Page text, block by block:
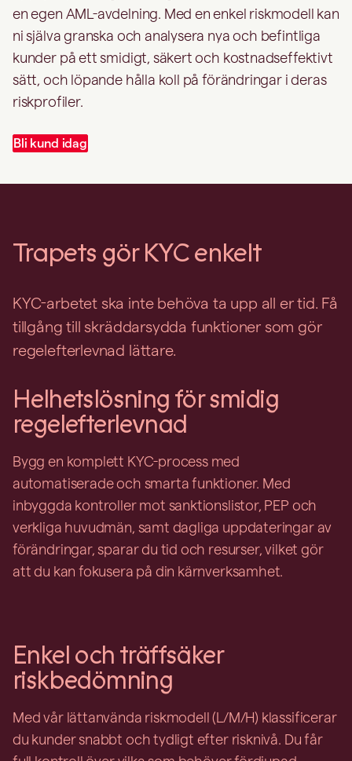
en egen AML-avdelning. Med en enkel riskmodell kan
ni själva granska och analysera nya och befintliga
kunder på ett smidigt, säkert och kostnadseffektivt
sätt, och löpande hålla koll på förändringar i deras
riskprofiler.
Bli kund idag
Trapets gör KYC enkelt
KYC-arbetet ska inte behöva ta upp all er tid. Få
tillgång till skräddarsydda funktioner som gör
regelefterlevnad lättare.
Helhetslösning för smidig
regelefterlevnad
Bygg en komplett KYC-process med
automatiserade och smarta funktioner. Med
inbyggda kontroller mot sanktionslistor, PEP och
verkliga huvudmän, samt dagliga uppdateringar av
förändringar, sparar du tid och resurser, vilket gör
att du kan fokusera på din kärnverksamhet.
Enkel och träffsäker
riskbedömning
Med vår lättanvända riskmodell (L/M/H) klassificerar
du kunder snabbt och tydligt efter risknivå. Du får